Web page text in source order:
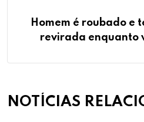
Homem é roubado e
revirada enquanto
NOTÍCIAS